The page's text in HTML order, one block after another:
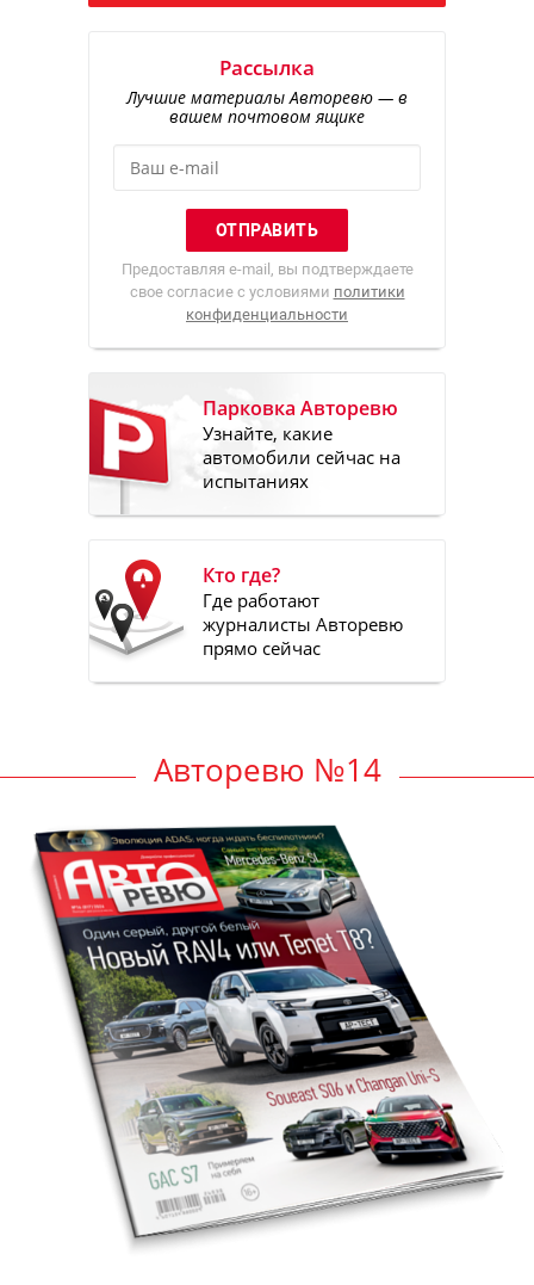
Рассылка
Лучшие материалы Авторевю — в
вашем почтовом ящике
Предоставляя e-mail, вы подтверждаете
свое согласие с условиями политики
конфиденциальности
Парковка Авторевю
Узнайте, какие
автомобили сейчас на
испытаниях
Кто где?
Где работают
журналисты Авторевю
прямо сейчас
Авторевю №14